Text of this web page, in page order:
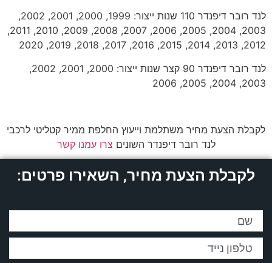
לנד רובר דיפנדר 110 שנות ייצור: 1999, 2000, 2001, 2002,
2003, 2004, 2005, 2006, 2007, 2008, 2009, 2010, 2011,
2012, 2013, 2014, 2015, 2016, 2017, 2018, 2019, 2020
לנד רובר דיפנדר 90 קצר שנות ייצור: 2000, 2001, 2002,
2003, 2004, 2005, 2006
לקבלת הצעת מחיר משתלמת וייעוץ החלפת ממיר קטליטי לרכבי
לנד רובר דיפנדר השונים צרו עמנו קשר
לקבלת הצעת מחיר, השאירו פרטים: